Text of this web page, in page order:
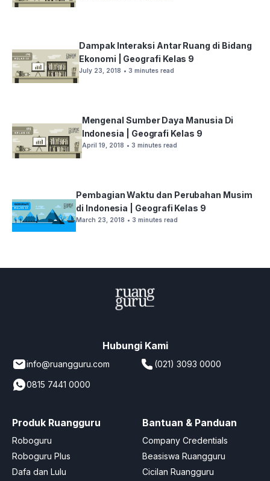
Dampak Interaksi Antar Ruang di Bidang
Ekonomi | Geografi Kelas 9
July 23, 2018 • 3 minutes read
Mengenal Sumber Daya Manusia Di
Indonesia | Geografi Kelas 9
April 19, 2018 • 3 minutes read
Pembagian Waktu dan Perubahan Musim
di Indonesia | Geografi Kelas 9
March 23, 2018 • 3 minutes read
Hubungi Kami
info@ruangguru.com
(021) 3093 0000
0815 7441 0000
Produk Ruangguru
Roboguru
Roboguru Plus
Dafa dan Lulu
Bantuan & Panduan
Company Credentials
Beasiswa Ruangguru
Cicilan Ruangguru